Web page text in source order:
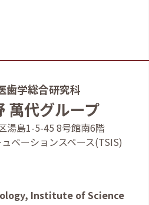
歯学総合研究科
萬代グループ
湯島1-5-45 8号館南6階
ベーションスペース(TSIS)
Institute of Science